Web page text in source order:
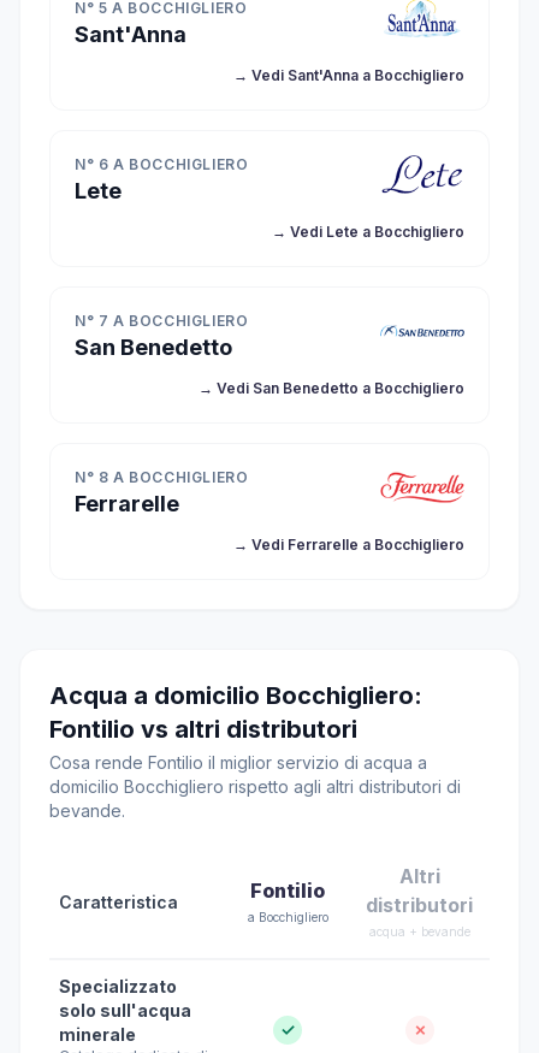
N° 5 A BOCCHIGLIERO
Sant'Anna
→ Vedi Sant'Anna a Bocchigliero
N° 6 A BOCCHIGLIERO
Lete
→ Vedi Lete a Bocchigliero
N° 7 A BOCCHIGLIERO
San Benedetto
→ Vedi San Benedetto a Bocchigliero
N° 8 A BOCCHIGLIERO
Ferrarelle
→ Vedi Ferrarelle a Bocchigliero
Acqua a domicilio Bocchigliero:
Fontilio vs altri distributori
Cosa rende Fontilio il miglior servizio di acqua a
domicilio Bocchigliero rispetto agli altri distributori di
bevande.
Caratteristica Fontilio
a Bocchigliero
Altri
distributori
acqua + bevande
Specializzato
solo sull'acqua
minerale
✓ ✗